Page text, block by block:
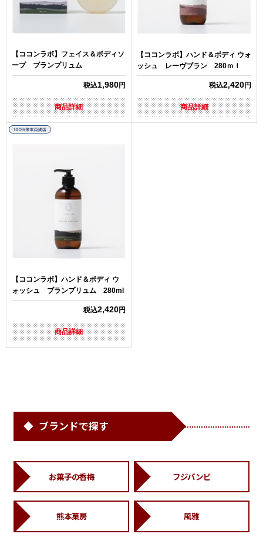
【ココンラボ】フェイス＆ボディソ
ープ ブランプリュム
税込1,980円
商品詳細
【ココンラボ】ハンド＆ボディ ウォ
ッシュ レーヴブラン 280ｍｌ
税込2,420円
商品詳細
【ココンラボ】ハンド＆ボディ ウ
ォッシュ ブランプリュム 280ml
税込2,420円
商品詳細
ブランドで探す
お菓子の香梅 フジバンビ
熊本菓房 風雅